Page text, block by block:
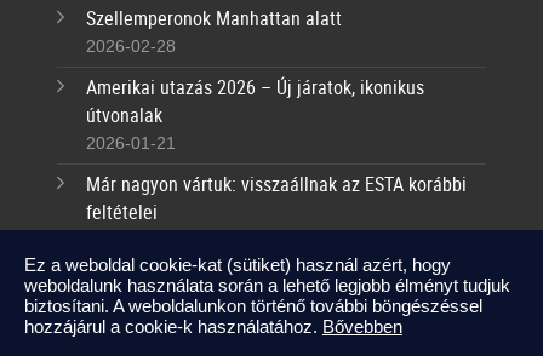
Szellemperonok Manhattan alatt
2026-02-28
Amerikai utazás 2026 – Új járatok, ikonikus
útvonalak
2026-01-21
Már nagyon vártuk: visszaállnak az ESTA korábbi
feltételei
Kapcsolat
Ez a weboldal cookie-kat (sütiket) használ azért, hogy
weboldalunk használata során a lehető legjobb élményt tudjuk
biztosítani. A weboldalunkon történő további böngészéssel
hozzájárul a cookie-k használatához. Bővebben